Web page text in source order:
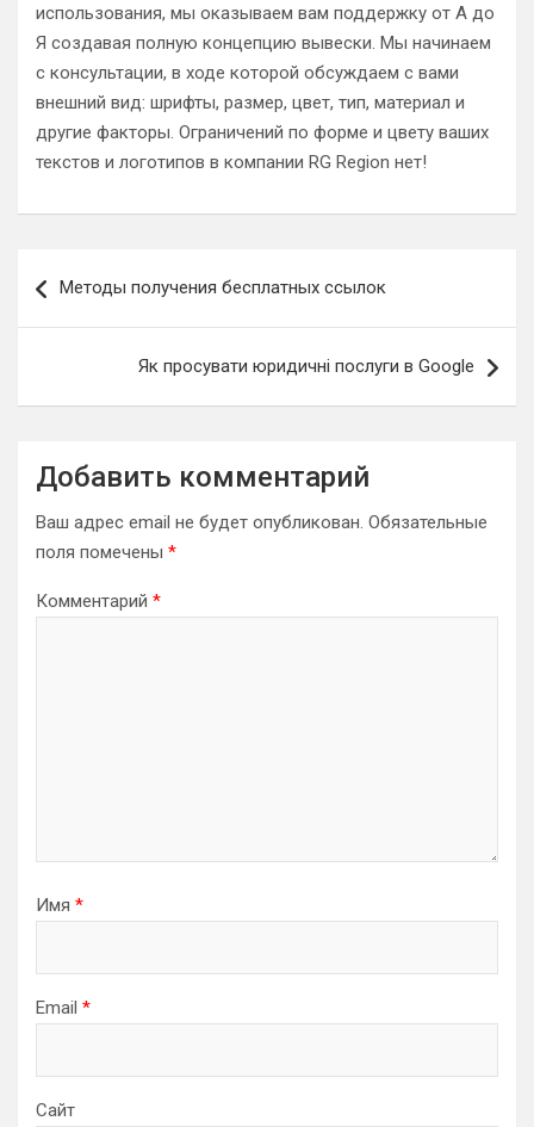
использования, мы оказываем вам поддержку от А до
Я создавая полную концепцию вывески. Мы начинаем
с консультации, в ходе которой обсуждаем с вами
внешний вид: шрифты, размер, цвет, тип, материал и
другие факторы. Ограничений по форме и цвету ваших
текстов и логотипов в компании RG Region нет!
по
Методы получения бесплатных ссылок
Як просувати юридичні послуги в Google
Добавить комментарий
Ваш адрес email не будет опубликован. Обязательные
поля помечены *
Комментарий *
Имя *
Email *
Сайт